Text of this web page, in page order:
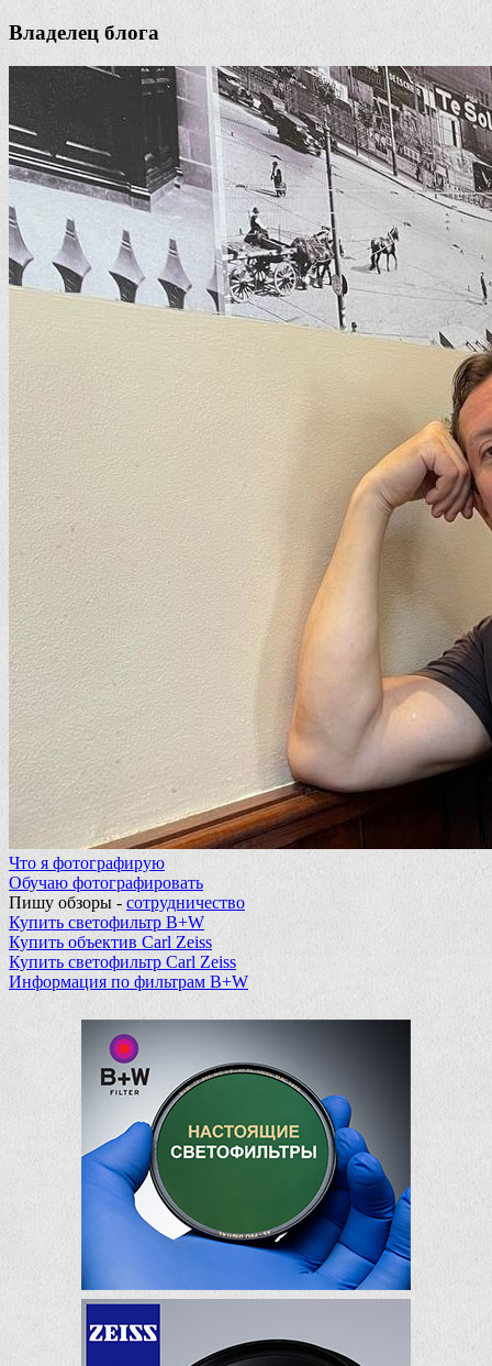
Владелец блога
Что я фотографирую
Обучаю фотографировать
Пишу обзоры - сотрудничество
Купить светофильтр B+W
Купить объектив Carl Zeiss
Купить светофильтр Carl Zeiss
Информация по фильтрам B+W